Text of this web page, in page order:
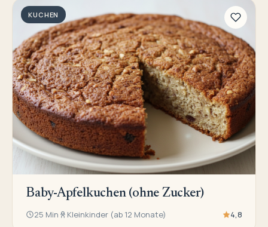
KUCHEN
Baby-Apfelkuchen (ohne Zucker)
25 Min Kleinkinder (ab 12 Monate) 4,8